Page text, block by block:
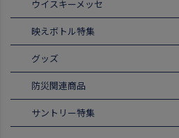
ウイスキーメッセ
映えボトル特集
グッズ
防災関連商品
サントリー特集